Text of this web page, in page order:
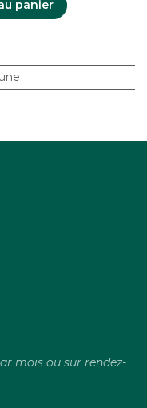
panier
mois ou sur rendez-